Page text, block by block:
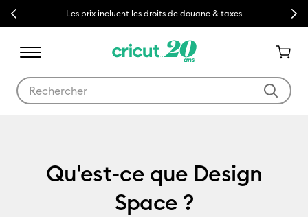
Previous Les prix incluent les droits de douane & taxes Next
Qu'est-ce que Design
Space ?